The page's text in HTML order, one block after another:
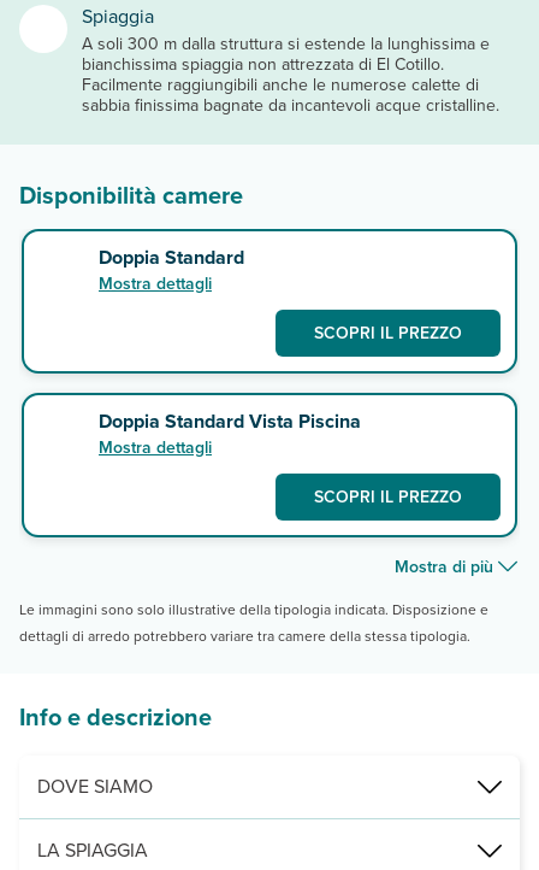
Spiaggia
A soli 300 m dalla struttura si estende la lunghissima e
bianchissima spiaggia non attrezzata di El Cotillo.
Facilmente raggiungibili anche le numerose calette di
sabbia finissima bagnate da incantevoli acque cristalline.
Disponibilità camere
Doppia Standard
Mostra dettagli
SCOPRI IL PREZZO
Doppia Standard Vista Piscina
Mostra dettagli
SCOPRI IL PREZZO
Mostra di più
Le immagini sono solo illustrative della tipologia indicata. Disposizione e
dettagli di arredo potrebbero variare tra camere della stessa tipologia.
Info e descrizione
DOVE SIAMO
Los Lagos, a 400 m da El Cotillo Beach, 1,2 km da Playa de Los
LA SPIAGGIA